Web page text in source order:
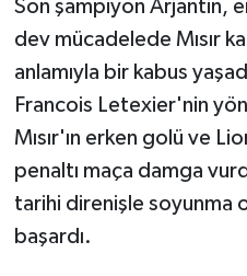
Son şampiyon Arjantin,
dev mücadelede Mısır
anlamıyla bir kabus
Francois Letexier'nin
Mısır'ın erken golü ve
penaltı maça damga
tarihi direnişle soyunma
başardı.
KENT GÜNDEMİ
Kepsut
KÜLTÜR-SANAT
MAGAZİN